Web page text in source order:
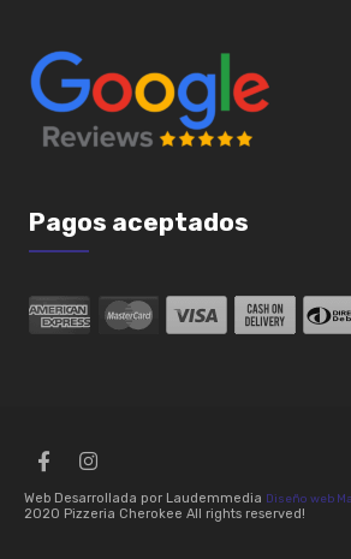
Pagos aceptados
Web Desarrollada por Laudemmedia Diseño web
2020 Pizzeria Cherokee All rights reserved!